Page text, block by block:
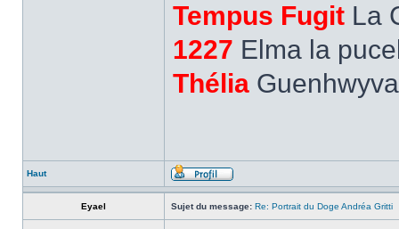
Tempus Fugit La
1227 Elma la
Thélia
Haut
Eyael Sujet du message: Re: Portrait du Doge Andréa Gritti